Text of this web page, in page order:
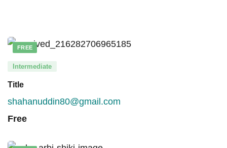
FREE
Intermediate
Title
shahanuddin80@gmail.com
Free